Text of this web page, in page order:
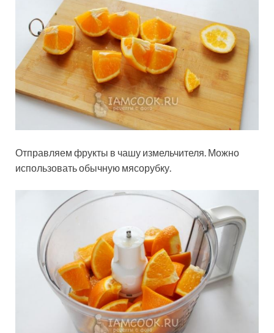
Отправляем фрукты в чашу измельчителя. Можно
использовать обычную мясорубку.